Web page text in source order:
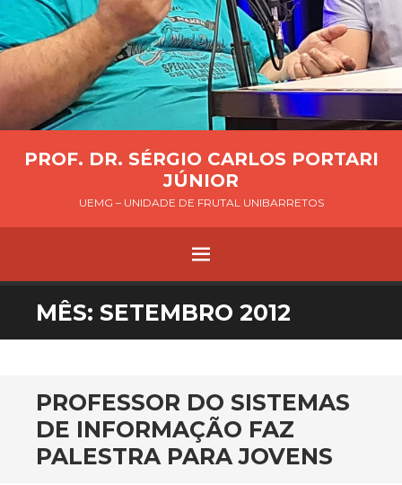
PROF. DR. SÉRGIO CARLOS PORTARI
JÚNIOR
UEMG – UNIDADE DE FRUTAL UNIBARRETOS
MENU
PULAR
PARA
MÊS: SETEMBRO 2012
PROFESSOR DO SISTEMAS
DE INFORMAÇÃO FAZ
PALESTRA PARA JOVENS